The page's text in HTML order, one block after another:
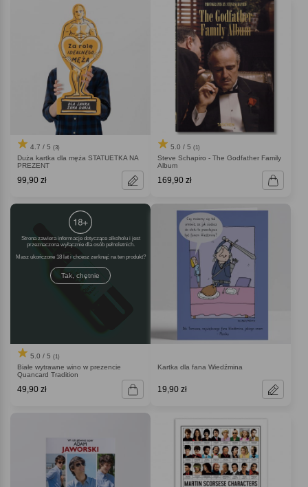
4.7 / 5 (3)
Duża kartka dla męża STATUETKA NA
PREZENT
99,90 zł
5.0 / 5 (1)
Steve Schapiro - The Godfather Family
Album
169,90 zł
Strona zawiera informacje dotyczące alkoholu i jest
przeznaczona wyłącznie dla osób pełnoletnich.
Masz ukończone 18 lat i chcesz zerknąć na ten produkt
Tak, chętnie
5.0 / 5 (1)
Białe wytrawne wino w prezencie
Quancard Tradition
49,90 zł
Kartka dla fana Wiedźmina
19,90 zł